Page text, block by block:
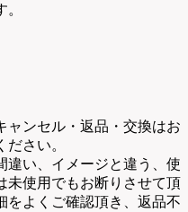
ャンセル・返品・交換はお
さい。
違い、イメージと違う、使
未使用でもお断りさせて頂
をよくご確認頂き、返品不